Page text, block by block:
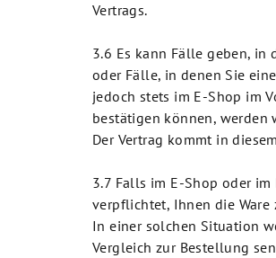
Vertrags.
3.6 Es kann Fälle geben,
oder Fälle, in denen Sie
jedoch stets im E-Shop im
bestätigen können, werden
Der Vertrag kommt in
3.7 Falls im E-Shop oder
verpflichtet, Ihnen die
In einer solchen Situation
Vergleich zur Bestellung